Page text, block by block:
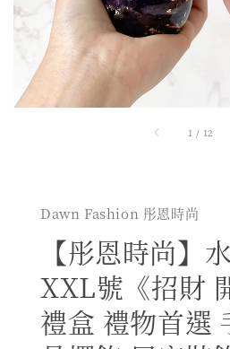
1 / 12
Dawn Fashion 彤恩時尚
【彤恩時尚】
XXL號《招財
禮盒 禮物首選